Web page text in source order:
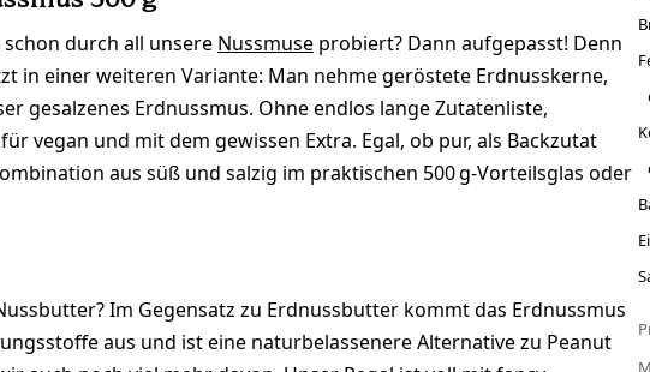
durch all unsere Nussmuse probiert? Dann aufgepasst! Denn
in einer weiteren Variante: Man nehme geröstete Erdnusskerne,
gesalzenes Erdnussmus. Ohne endlos lange Zutatenliste,
vegan und mit dem gewissen Extra. Egal, ob pur, als Backzutat
aus süß und salzig im praktischen 500 g-Vorteilsglas oder
Im Gegensatz zu Erdnussbutter kommt das Erdnussmus
aus und ist eine naturbelassenere Alternative zu Peanut